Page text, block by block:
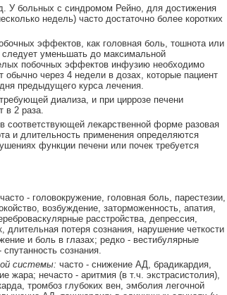
У больных с синдромом Рейно, для достижения
недель) часто достаточно более коротких
эффектов, как головная боль, тошнота или
уменьшать до максимальной
побочных эффектов инфузию необходимо
обычно через 4 недели в дозах, которые пациент
предыдущего курса лечения.
диализа, и при циррозе печени
2 раза.
соответствующей лекарственной форме разовая
и длительность применения определяются
функции печени или почек требуется
часто - головокружение, головная боль, парестезии,
возбуждение, заторможенность, апатия,
расстройства, депрессия,
длительная потеря сознания, нарушение четкости
и боль в глазах; редко - вестибулярные
сознания.
системы: часто - снижение АД, брадикардия,
жара; нечасто - аритмия (в т.ч. экстрасистолия),
тромбоз глубоких вен, эмболия легочной